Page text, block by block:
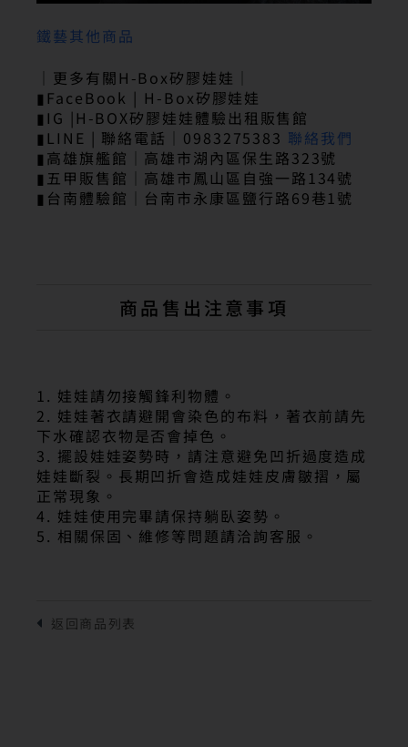
鐵藝其他商品
｜更多有關H-Box矽膠娃娃｜
▮FaceBook | H-Box矽膠娃娃
▮IG |H-BOX矽膠娃娃體驗出租販售館
▮LINE | 聯絡電話｜0983275383 聯絡我們
▮高雄旗艦館｜高雄市湖內區保生路323號
▮五甲販售館｜高雄市鳳山區自強一路134號
▮台南體驗館｜台南市永康區鹽行路69巷1號
商品售出注意事項
1. 娃娃請勿接觸鋒利物體。
2. 娃娃著衣請避開會染色的布料，著衣前請先
下水確認衣物是否會掉色。
3. 擺設娃娃姿勢時，請注意避免凹折過度造成
娃娃斷裂。長期凹折會造成娃娃皮膚皺摺，屬
正常現象。
4. 娃娃使用完畢請保持躺臥姿勢。
5. 相關保固、維修等問題請洽詢客服。